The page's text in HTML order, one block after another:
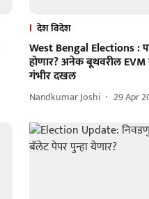
देश विदेश
West Bengal Elections :
होणार? अनेक बूथवरील EVM
गंभीर दखल
Nandkumar Joshi 29 Apr